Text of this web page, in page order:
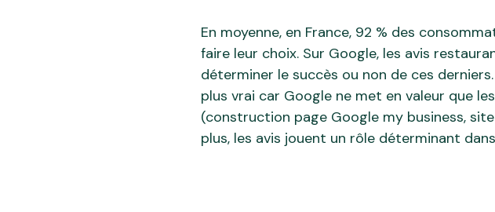
En moyenne, en France, 92 % des
faire leur choix. Sur Google, les avis
déterminer le succès ou non de ces
plus vrai car Google ne met en valeur que
(construction page Google my business,
plus, les avis jouent un rôle déterminant